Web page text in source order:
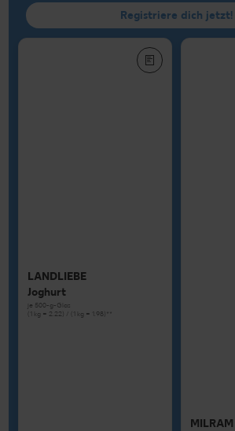
Registriere dich jetzt!
LANDLIEBE
Joghurt
je 500-g-Glas
(1 kg = 2.22) / (1 kg = 1.98)**
MILRAM